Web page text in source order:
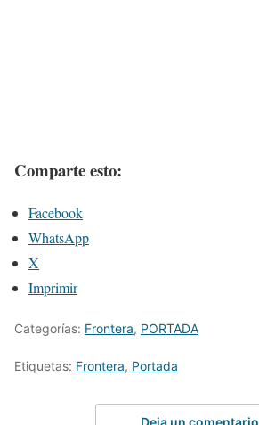
Comparte esto:
Facebook
WhatsApp
X
Imprimir
Categorías: Frontera, PORTADA
Etiquetas: Frontera, Portada
Deja un comentario